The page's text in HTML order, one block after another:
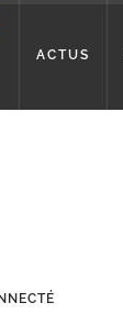
ACTUS